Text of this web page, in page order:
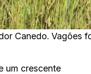
Canedo.
um crescente